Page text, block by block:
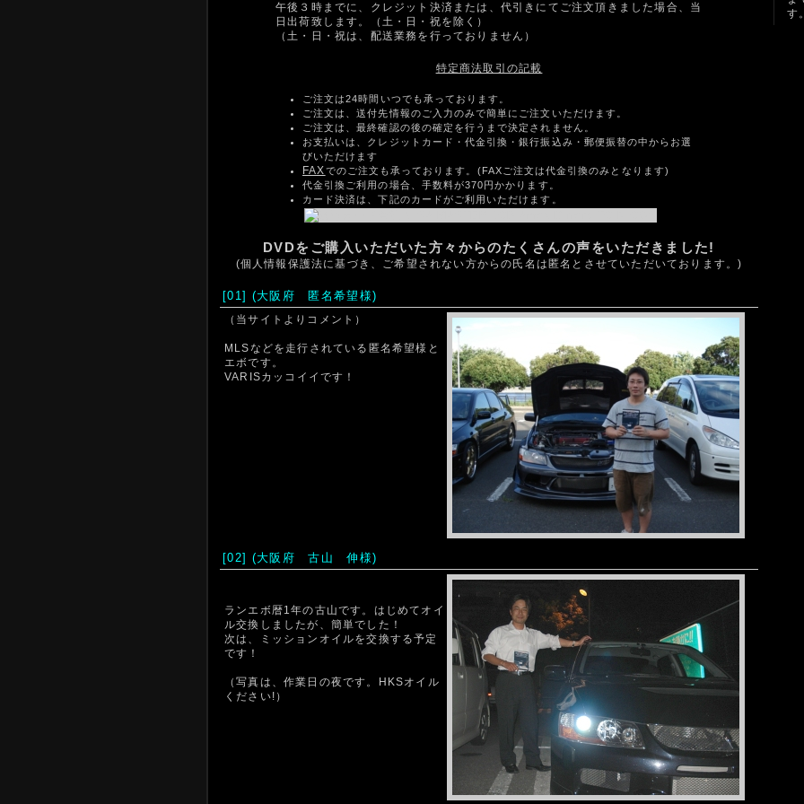
午後３時までに、クレジット決済または、代引きにてご注文頂きました場合、当
日出荷致します。（土・日・祝を除く）
（土・日・祝は、配送業務を行っておりません）
特定商法取引の記載
ご注文は24時間いつでも承っております。
ご注文は、送付先情報のご入力のみで簡単にご注文いただけます。
ご注文は、最終確認の後の確定を行うまで決定されません。
お支払いは、クレジットカード・代金引換・銀行振込み・郵便振替の中からお選
びいただけます
FAXでのご注文も承っております。(FAXご注文は代金引換のみとなります)
代金引換ご利用の場合、手数料が370円かかります。
カード決済は、下記のカードがご利用いただけます。
DVDをご購入いただいた方々からのたくさんの声をいただきました!
(個人情報保護法に基づき、ご希望されない方からの氏名は匿名とさせていただいております。)
[01] (大阪府 匿名希望様)
（当サイトよりコメント）
MLSなどを走行されている匿名希望様と
エボです。
VARISカッコイイです！
[02] (大阪府 古山 伸様)
ランエボ暦1年の古山です。はじめてオイ
ル交換しましたが、簡単でした！
次は、ミッションオイルを交換する予定
です！
（写真は、作業日の夜です。HKSオイル
ください!）
す